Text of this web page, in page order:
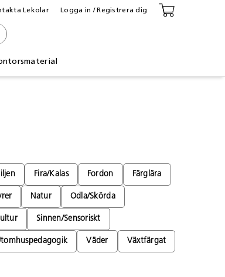
Lekolar Logga in / Registrera dig
Fira/Kalas Fordon Färglära
Natur Odla/Skörda
Sinnen/Sensoriskt
Väder Växtfärgat